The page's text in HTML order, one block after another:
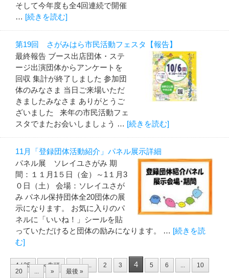
そして今年度も全4回連続で開催
… [続きを読む]
第19回 さがみはら市民活動フェスタ【報告】
最終報告 ブース出店団体・ステ
ージ出演団体からアンケートを
回収 集計が終了しました 参加団
体のみなさま 当日ご来場いただ
きましたみなさま ありがとうご
ざいました 来年の市民活動フェ
スタでまたお会いしましょう … [続きを読む]
11月「登録団体活動紹介」パネル展示詳細
パネル展 ソレイユさがみ 期
間：１１月1５日（金）～1１月3
０日（土） 会場：ソレイユさが
み パネル保持団体全20団体の展
示になります。 お気に入りのパ
ネルに「いいね！」シールを貼
っていただけると団体の励みになります。 … [続きを読
む]
4 / 25 « 先頭 « ... 2 3 4 5 6 ...
10
20
... » 最後 »